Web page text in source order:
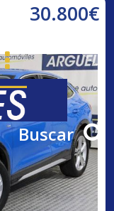
Buscar
30.800€